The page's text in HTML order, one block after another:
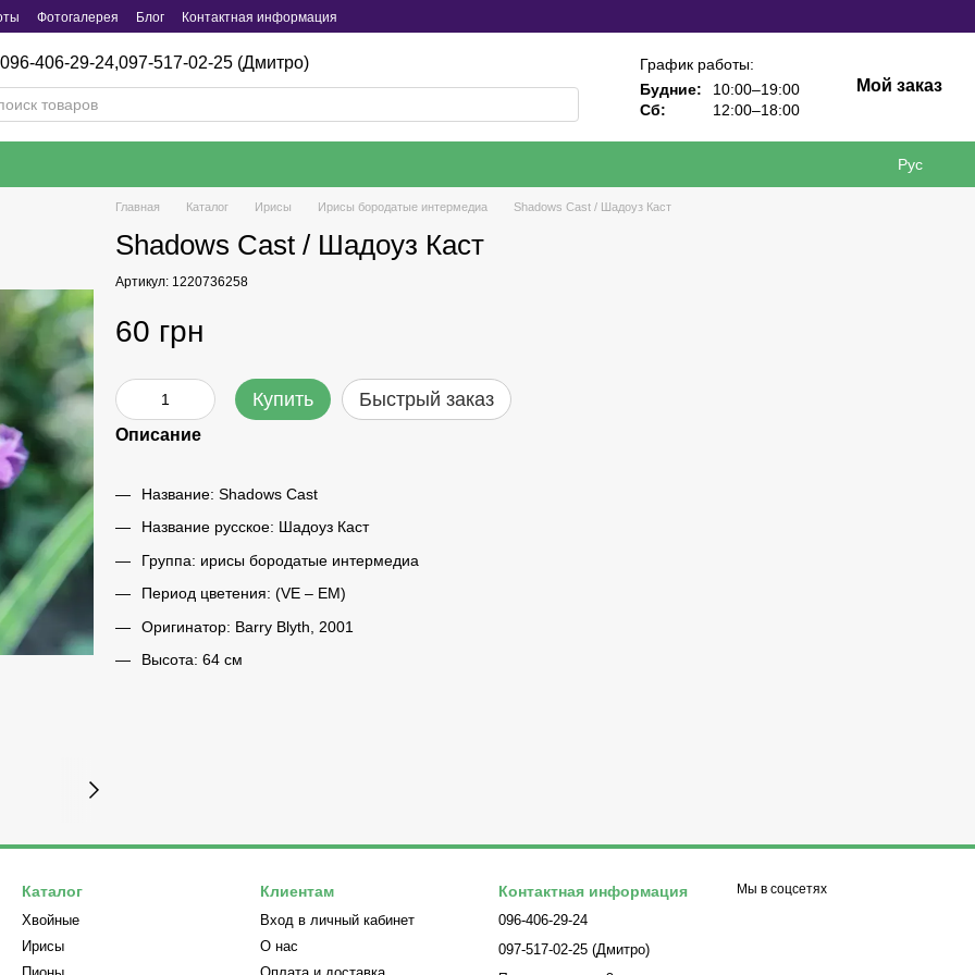
Фотогалерея Блог Контактная информация
096-406-29-24,097-517-02-25 (Дмитро)
График работы:
Будние:
10:00–19:00
Сб:
12:00–18:00
Мой заказ
Рус
Главная Каталог Ирисы Ирисы бородатые интермедиа Shadows Cast / Шадоуз Каст
Shadows Cast / Шадоуз Каст
Артикул: 1220736258
60 грн
Купить Быстрый заказ
Описание
Название: Shadows Cast
Название русское: Шадоуз Каст
Группа: ирисы бородатые интермедиа
Период цветения: (VE – EM)
Оригинатор: Barry Blyth, 2001
Высота: 64 см
Каталог
Хвойные
Ирисы
Клиентам
Вход в личный кабинет
О нас
Контактная информация
096-406-29-24
097-517-02-25 (Дмитро)
Мы в соцсетях